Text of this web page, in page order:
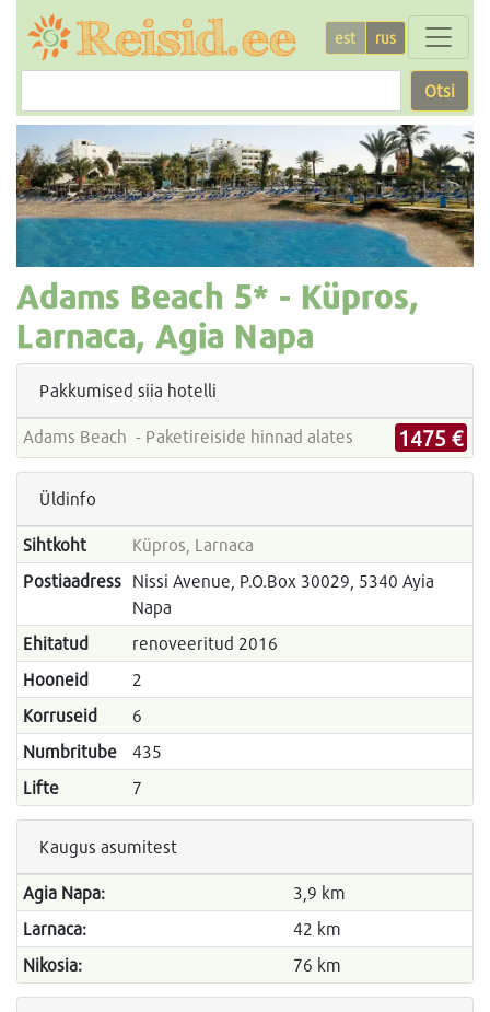
est rus
Otsi
Adams Beach 5* - Küpros,
Larnaca, Agia Napa
Pakkumised siia hotelli
Adams Beach - Paketireiside hinnad alates 1475 €
Üldinfo
Sihtkoht
Küpros, Larnaca
Postiaadress Nissi Avenue, P.O.Box 30029, 5340 Ayia
Napa
Ehitatud
renoveeritud 2016
Hooneid
2
Korruseid
6
Numbritube
435
Lifte
7
Kaugus asumitest
Agia Napa:
3,9 km
Larnaca:
42 km
Nikosia:
76 km